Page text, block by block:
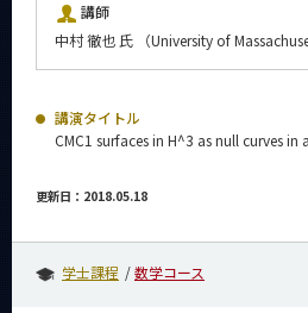
講師
中村 徹也 氏 （University of
講演タイトル
CMC1 surfaces in H^3 as null curves
更新日：2018.05.18
学士課程 数学コース
今後の課程別イベント
年別アーカイブ
系詳細情